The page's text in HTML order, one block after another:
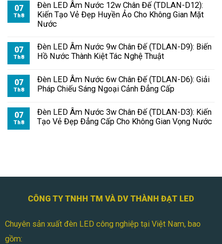
07
Th8
Đèn LED Âm Nước 12w Chân Đế (TDLAN-D12):
Kiến Tạo Vẻ Đẹp Huyền Ảo Cho Không Gian Mặt
Nước
07
Th8
Đèn LED Âm Nước 9w Chân Đế (TDLAN-D9): Biến
Hồ Nước Thành Kiệt Tác Nghệ Thuật
07
Th8
Đèn LED Âm Nước 6w Chân Đế (TDLAN-D6): Giải
Pháp Chiếu Sáng Ngoại Cảnh Đẳng Cấp
07
Th8
Đèn LED Âm Nước 3w Chân Đế (TDLAN-D3): Kiến
Tạo Vẻ Đẹp Đẳng Cấp Cho Không Gian Vọng Nước
CÔNG TY TNHH TM VÀ DV THÀNH ĐẠT LED
Chuyên sản xuất đèn LED công nghiệp tại Việt Nam, bao
gồm: